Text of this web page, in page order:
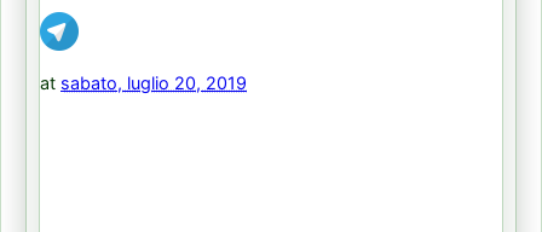
at sabato, luglio 20, 2019